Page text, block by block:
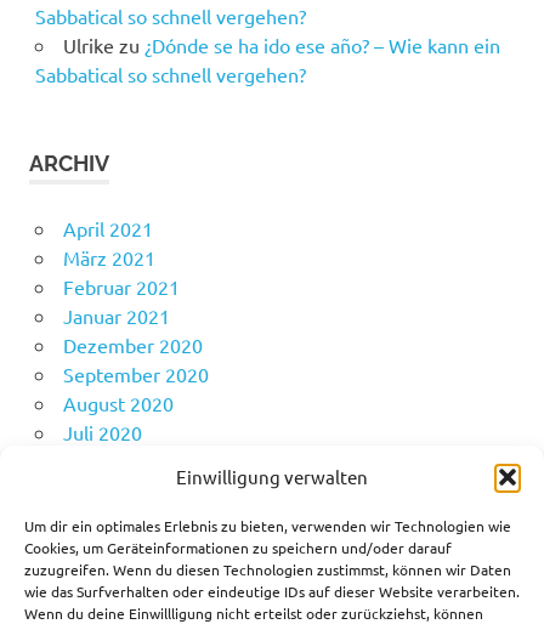
Einwilligung verwalten
Um dir ein optimales Erlebnis zu bieten, verwenden wir Technologien wie
Cookies, um Geräteinformationen zu speichern und/oder darauf
zuzugreifen. Wenn du diesen Technologien zustimmst, können wir Daten
wie das Surfverhalten oder eindeutige IDs auf dieser Website verarbeiten.
Wenn du deine Einwillligung nicht erteilst oder zurückziehst, können
Sabbatical so schnell vergehen?
Ulrike zu ¿Dónde se ha ido ese año? – Wie kann ein
Sabbatical so schnell vergehen?
ARCHIV
April 2021
März 2021
Februar 2021
Januar 2021
Dezember 2020
September 2020
August 2020
Juli 2020
April 2020
KATEGORIEN